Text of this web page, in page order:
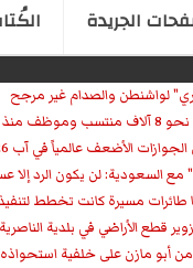
الجریدة
لواشنطن والصدام غير مرجح
2026
الأضعف عالمياً في آب 2026
السعودية: لن يكون الرد إلا
طائرات مسيرة كانت تخطط
أبو مازن على خلفية استحواذه